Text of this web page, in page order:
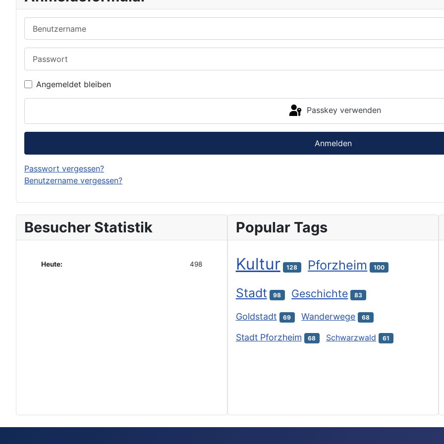
Angemeldet bleiben
Passkey verwenden
Anmelden
Passwort vergessen?
Benutzername vergessen?
Besucher Statistik
Heute: 498
Popular Tags
Kultur 128 Pforzheim 100
Stadt 98 Geschichte 83
Goldstadt 69 Wanderwege 68
Stadt Pforzheim 68 Schwarzwald 61